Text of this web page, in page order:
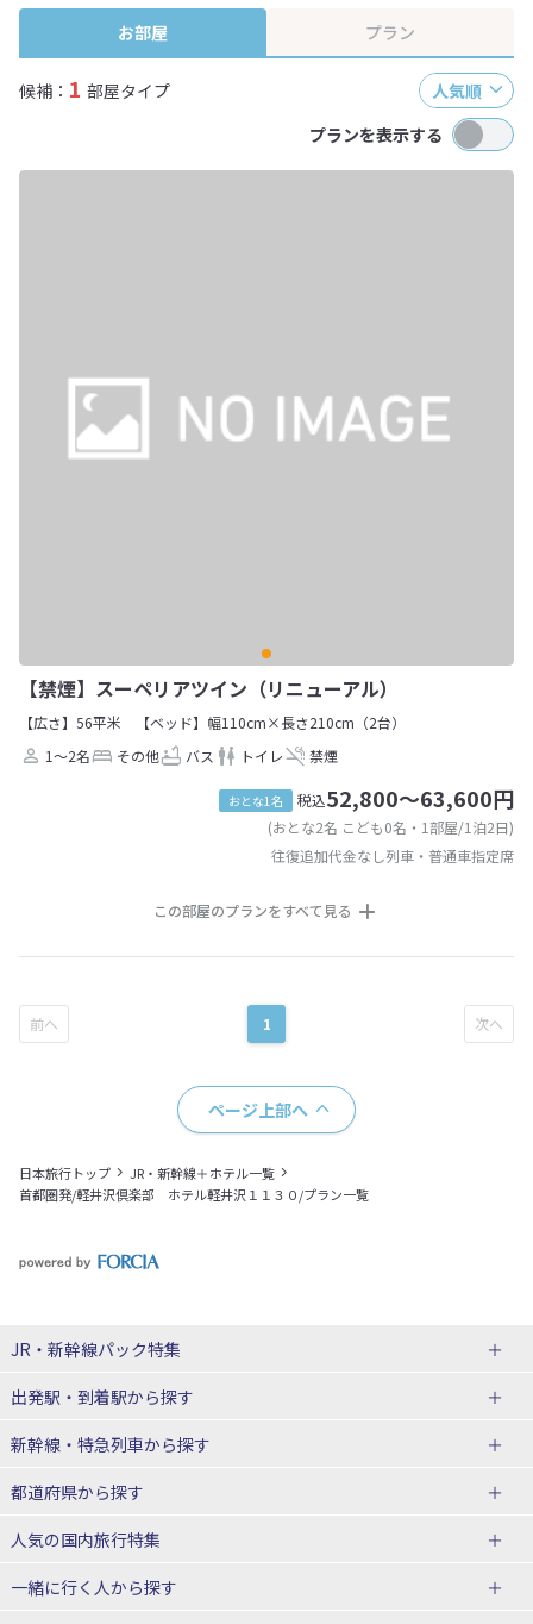
お部屋 プラン
候補： 1 部屋タイプ
人気順
プランを表示する
【禁煙】スーペリアツイン（リニューアル）
【広さ】56平米
【ベッド】幅110cm×長さ210cm（2台）
1～2名
その他 バス トイレ 禁煙
おとな1名 税込52,800～63,600円
(おとな2名 こども0名・1部屋/1泊2日)
往復追加代金なし列車・普通車指定席
この部屋のプランをすべて見る
1
ページ上部へ
日本旅行トップ
JR・新幹線＋ホテル一覧
首都圏発/軽井沢倶楽部 ホテル軽井沢１１３０/プラン一覧
JR・新幹線パック特集
JR・新幹線＋ホテルパック
出張パック
出発駅・到着駅から探す
秋田⇔東京 新幹線パック
仙台→東京 新幹線パック
富山⇔東京 新幹線パック
東京→仙台 新幹線パック
新幹線・特急列車から探す
北海道新幹線 旅行
山形新幹線 旅行
東海道新幹線 旅行
都道府県から探す
北海道旅行・ツアー
人気の国内旅行特集
東京ディズニーリゾート®への旅
ユニバーサル・スタジオ・ジャパ
一緒に行く人から探す